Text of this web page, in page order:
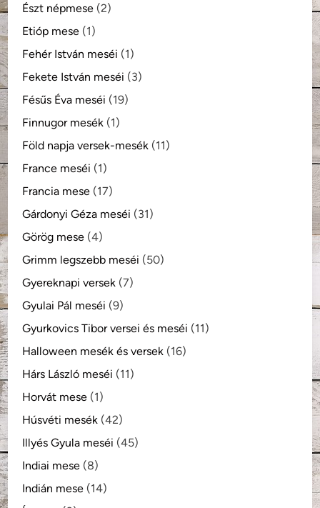
Észt népmese (2)
Etióp mese (1)
Fehér István meséi (1)
Fekete István meséi (3)
Fésűs Éva meséi (19)
Finnugor mesék (1)
Föld napja versek-mesék (11)
France meséi (1)
Francia mese (17)
Gárdonyi Géza meséi (31)
Görög mese (4)
Grimm legszebb meséi (50)
Gyereknapi versek (7)
Gyulai Pál meséi (9)
Gyurkovics Tibor versei és meséi (11)
Halloween mesék és versek (16)
Hárs László meséi (11)
Horvát mese (1)
Húsvéti mesék (42)
Illyés Gyula meséi (45)
Indiai mese (8)
Indián mese (14)